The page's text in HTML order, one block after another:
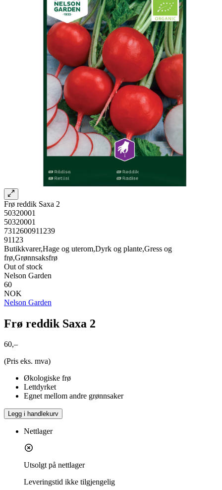
Frø reddik Saxa 2
50320001
50320001
7312600911239
91123
Butikkvarer,Hage og uterom,Dyrk og plante,Gress og
frø,Grønnsaksfrø
Out of stock
Nelson Garden
60
NOK
Nelson Garden
Frø reddik Saxa 2
60,–
(Pris eks. mva)
Økologiske frø
Lettdyrket
Egnet mellom andre grønnsaker
Legg i handlekurv
Nettlager
Utsolgt på nettlager
Leveringstid ikke tilgjengelig